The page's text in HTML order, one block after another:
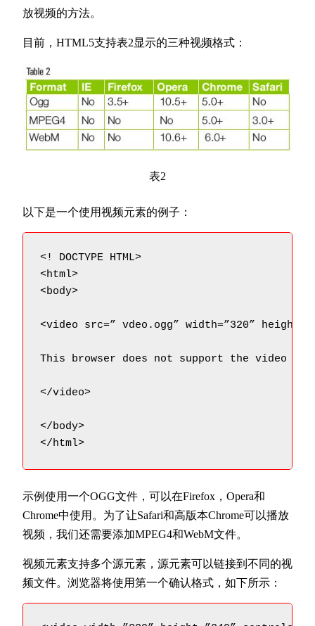
放视频的方法。
目前，HTML5支持表2显示的三种视频格式：
表2
以下是一个使用视频元素的例子：
<! DOCTYPE HTML>
<html>
<body>
<video src=” vdeo.ogg” width=”320”
This browser does not support the video
</video>
</body>
</html>
示例使用一个OGG文件，可以在Firefox，Opera和
Chrome中使用。为了让Safari和高版本Chrome可以播放
视频，我们还需要添加MPEG4和WebM文件。
视频元素支持多个源元素，源元素可以链接到不同的视
频文件。浏览器将使用第一个确认格式，如下所示：